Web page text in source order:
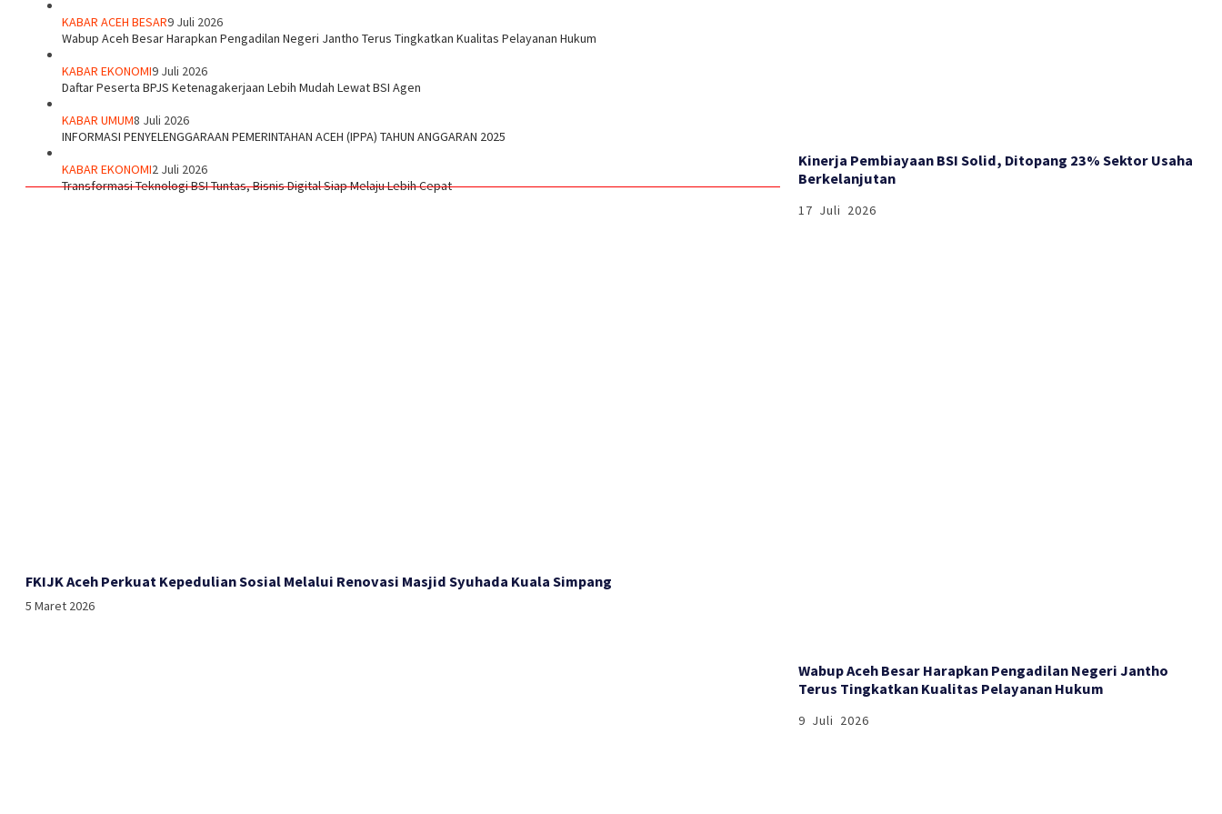
KABAR ACEH BESAR9 Juli 2026
Wabup Aceh Besar Harapkan Pengadilan Negeri Jantho Terus Tingkatkan Kualitas Pelayanan Hukum
KABAR EKONOMI9 Juli 2026
Daftar Peserta BPJS Ketenagakerjaan Lebih Mudah Lewat BSI Agen
KABAR UMUM8 Juli 2026
INFORMASI PENYELENGGARAAN PEMERINTAHAN ACEH (IPPA) TAHUN ANGGARAN 2025
KABAR EKONOMI2 Juli 2026
Transformasi Teknologi BSI Tuntas, Bisnis Digital Siap Melaju Lebih Cepat
FKIJK Aceh Perkuat Kepedulian Sosial Melalui Renovasi Masjid Syuhada Kuala Simpang
5 Maret 2026
Kinerja Pembiayaan BSI Solid, Ditopang 23% Sektor Usaha
Berkelanjutan
17 Juli 2026
Wabup Aceh Besar Harapkan Pengadilan Negeri Jantho
Terus Tingkatkan Kualitas Pelayanan Hukum
9 Juli 2026